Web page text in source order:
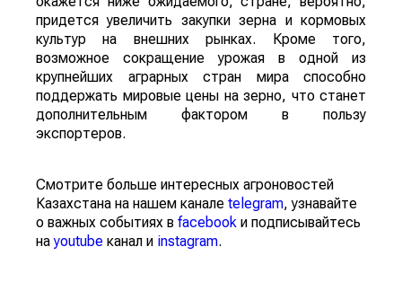
придется увеличить закупки зерна и кормовых
культур на внешних рынках. Кроме того,
возможное сокращение урожая в одной из
крупнейших аграрных стран мира способно
поддержать мировые цены на зерно, что станет
дополнительным фактором в пользу
экспортеров.
Смотрите больше интересных агроновостей
Казахстана на нашем канале telegram, узнавайте
о важных событиях в facebook и подписывайтесь
наyoutube канал и instagram.